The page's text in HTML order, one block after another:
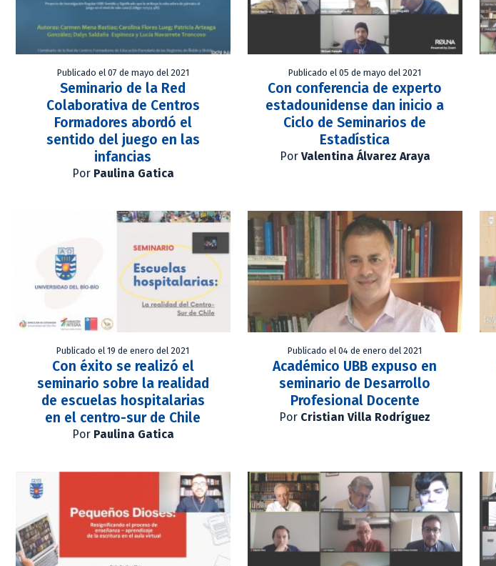
Publicado el 07 de mayo del 2021
Seminario de la Red
Colaborativa de Centros
Formadores abordó el
sentido del juego en las
infancias
Por Paulina Gatica
Publicado el 05 de mayo del 2021
Con conferencia de experto
estadounidense dan inicio a
Ciclo de Seminarios de
Estadística
Por Valentina Álvarez Araya
Publicado el 19 de enero del 2021
Con éxito se realizó el
seminario sobre la realidad
de escuelas hospitalarias
en el centro-sur de Chile
Por Paulina Gatica
Publicado el 04 de enero del 2021
Académico UBB expuso en
seminario de Desarrollo
Profesional Docente
Por Cristian Villa Rodríguez